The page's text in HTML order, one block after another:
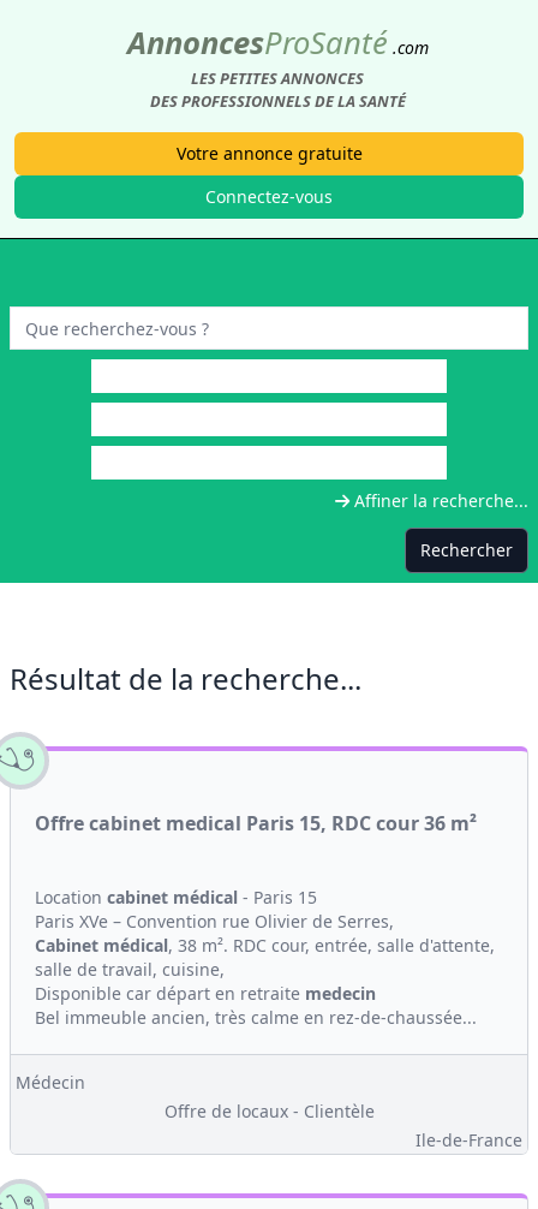
AnnoncesProSanté .com
LES PETITES ANNONCES
DES PROFESSIONNELS DE LA SANTÉ
Votre annonce gratuite
Connectez-vous
Affiner la recherche...
Rechercher
Résultat de la recherche...
Offre cabinet medical Paris 15, RDC cour 36 m²
Location cabinet médical - Paris 15
Paris XVe – Convention rue Olivier de Serres,
Cabinet médical, 38 m². RDC cour, entrée, salle d'attente,
salle de travail, cuisine,
Disponible car départ en retraite medecin
Bel immeuble ancien, très calme en rez-de-chaussée...
Médecin
Offre de locaux - Clientèle
Ile-de-France